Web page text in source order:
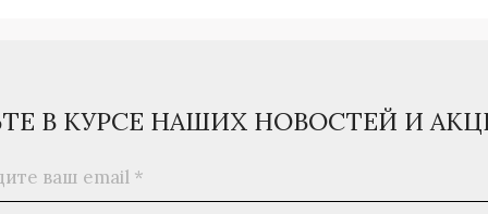
В КУРСЕ НАШИХ НОВОСТЕЙ И